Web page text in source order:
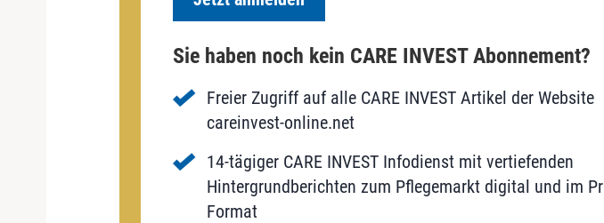
Sie haben noch kein CARE INVEST Abonnement?
Freier Zugriff auf alle CARE INVEST Artikel der Website
careinvest-online.net
14-tägiger CARE INVEST Infodienst mit vertiefenden
Hintergrundberichten zum Pflegemarkt digital und im
Format